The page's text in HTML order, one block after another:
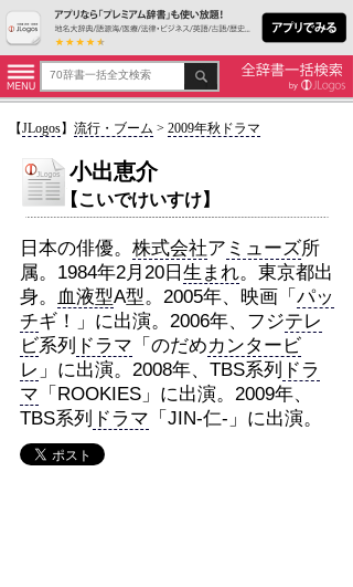
【JLogos】 流行・ブーム > 2009年秋ドラマ
小出恵介
【こいでけいすけ】
日本の俳優。 株式会社ア ミューズ所
属。1984年2月20日 生まれ。東京都出
身。
血液型A型。2005年、映画「 パッ
チギ！」に出演。2006年、フジテレ
ビ系列 ドラマ 「のだめカンタービ
レ 」に出演。2008年、TBS系列 ドラ
マ 「ROOKIES」に出演。2009年、
TBS系列 ドラマ 「JIN-仁-」に出演。